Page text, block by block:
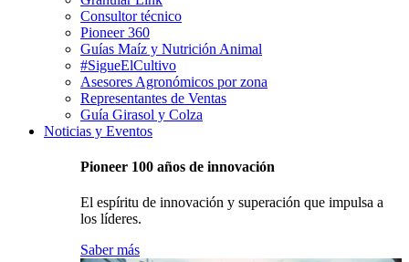
Consultor técnico
Pioneer 360
Guías Maíz y Nutrición Animal
#SigueElCultivo
Asesores Agronómicos por zona
Representantes de Ventas
Guía Girasol y Colza
Noticias y Eventos
Pioneer 100 años de innovación
El espíritu de innovación y superación que impulsa a
los líderes.
Saber más